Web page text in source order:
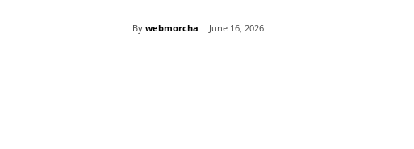
By webmorcha June 16, 2026